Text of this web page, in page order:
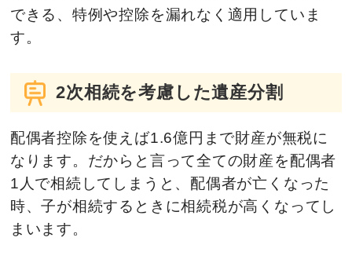
できる、特例や控除を漏れなく適用していま
す。
2次相続を考慮した遺産分割
配偶者控除を使えば1.6億円まで財産が無税に
なります。だからと言って全ての財産を配偶者
1人で相続してしまうと、配偶者が亡くなった
時、子が相続するときに相続税が高くなってし
まいます。